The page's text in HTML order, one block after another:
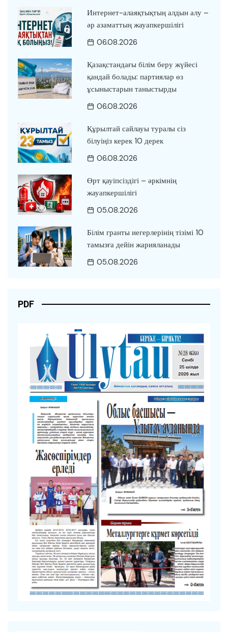
Интернет-алаяқтықтың алдын алу –
әр азаматтың жауапкершілігі
06.08.2026
Қазақстандағы білім беру жүйесі
қандай болады: партиялар өз
ұсыныстарын таныстырды
06.08.2026
Құрылтай сайлауы туралы сіз
білуіңіз керек 10 дерек
06.08.2026
Өрт қауіпсіздігі – әркімнің
жауапкершілігі
05.08.2026
Білім гранты иегерлерінің тізімі 10
тамызға дейін жарияланады
05.08.2026
PDF